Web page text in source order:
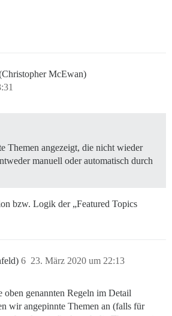
McEwan)
Themen angezeigt, die nicht wieder
manuell oder automatisch durch
bzw. Logik der „Featured Topics
23. März 2020 um 22:13
6
oben genannten Regeln im Detail
wir angepinnte Themen an (falls für